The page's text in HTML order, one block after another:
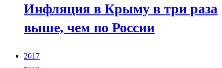
Инфляция в Крыму в три раза
выше, чем по России
2017